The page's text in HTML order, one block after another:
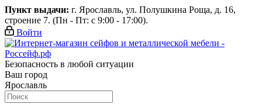
Пункт выдачи: г. Ярославль, ул. Полушкина Роща, д. 16,
строение 7. (Пн - Пт: с 9:00 - 17:00).
Войти
Безопасность в любой ситуации
Ваш город
Ярославль